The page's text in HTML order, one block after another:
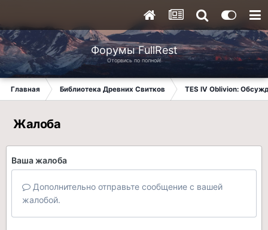
Форумы FullRest
Оторвись по полной!
Главная Библиотека Древних Свитков TES IV Oblivion:
Жалоба
Ваша жалоба
Дополнительно отправьте сообщение с вашей
жалобой.